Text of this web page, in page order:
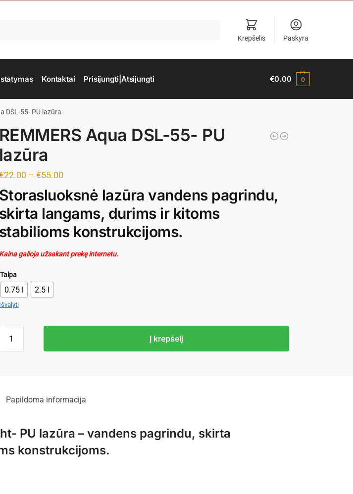
Krepšelis Paskyra
Kontaktai Prisijungti|Atsijungti €0.00 0
DSL-55- PU lazūra
REMMERS Aqua DSL-55- PU
lazūra
22.00 – €55.00
Storasluoksnė lazūra vandens pagrindu,
skirta langams, durims ir kitoms
stabilioms konstrukcijoms.
Kaina galioja užsakant prekę internetu.
Talpa
0.75 l 2.5 l
Išvalyti
Į krepšelį
Papildoma informacija
PU lazūra – vandens pagrindu, skirta
konstrukcijoms.